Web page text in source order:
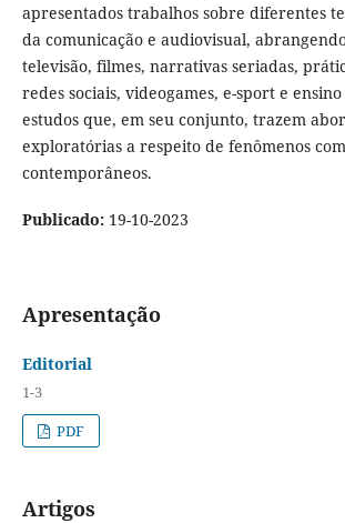
apresentados trabalhos sobre diferentes
da comunicação e audiovisual,
televisão, filmes, narrativas seriadas,
redes sociais, videogames, e-sport e
estudos que, em seu conjunto, trazem
exploratórias a respeito de fenômenos
contemporâneos.
Publicado: 19-10-2023
Apresentação
Editorial
1-3
PDF
Artigos